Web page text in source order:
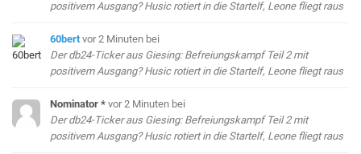
positivem Ausgang? Husic rotiert in die Startelf, Leone fliegt raus
60bert vor 2 Minuten bei
Der db24-Ticker aus Giesing: Befreiungskampf Teil 2 mit
positivem Ausgang? Husic rotiert in die Startelf, Leone fliegt raus
Nominator * vor 2 Minuten bei
Der db24-Ticker aus Giesing: Befreiungskampf Teil 2 mit
positivem Ausgang? Husic rotiert in die Startelf, Leone fliegt raus